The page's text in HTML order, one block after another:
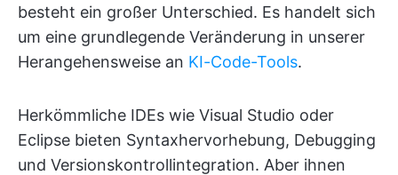
besteht ein großer Unterschied. Es handelt sich
um eine grundlegende Veränderung in unserer
Herangehensweise an KI-Code-Tools.
Herkömmliche IDEs wie Visual Studio oder
Eclipse bieten Syntaxhervorhebung, Debugging
und Versionskontrollintegration. Aber ihnen